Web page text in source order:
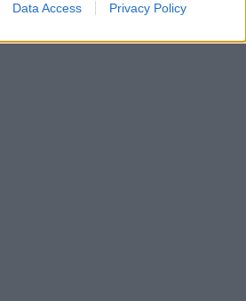
Data Access Privacy Policy
poilsio
(1)